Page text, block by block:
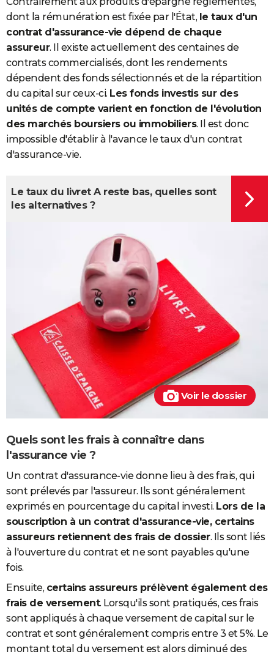
dont la rémunération est fixée par l'État, le taux d'un
contrat d'assurance-vie dépend de chaque
assureur. Il existe actuellement des centaines de
contrats commercialisés, dont les rendements
dépendent des fonds sélectionnés et de la répartition
du capital sur ceux-ci. Les fonds investis sur des
unités de compte varient en fonction de l'évolution
des marchés boursiers ou immobiliers. Il est donc
impossible d'établir à l'avance le taux d'un contrat
d'assurance-vie.
Voir le dossier
Le taux du livret A reste bas, quelles sont
les alternatives ?
Quels sont les frais à connaître dans
l'assurance vie ?
Un contrat d'assurance-vie donne lieu à des frais, qui
sont prélevés par l'assureur. Ils sont généralement
exprimés en pourcentage du capital investi. Lors de la
souscription à un contrat d'assurance-vie, certains
assureurs retiennent des frais de dossier. Ils sont liés
à l'ouverture du contrat et ne sont payables qu'une
fois.
Ensuite, certains assureurs prélèvent également des
frais de versement. Lorsqu'ils sont pratiqués, ces frais
sont appliqués à chaque versement de capital sur le
contrat et sont généralement compris entre 3 et 5%. Le
montant total du versement est alors diminué des